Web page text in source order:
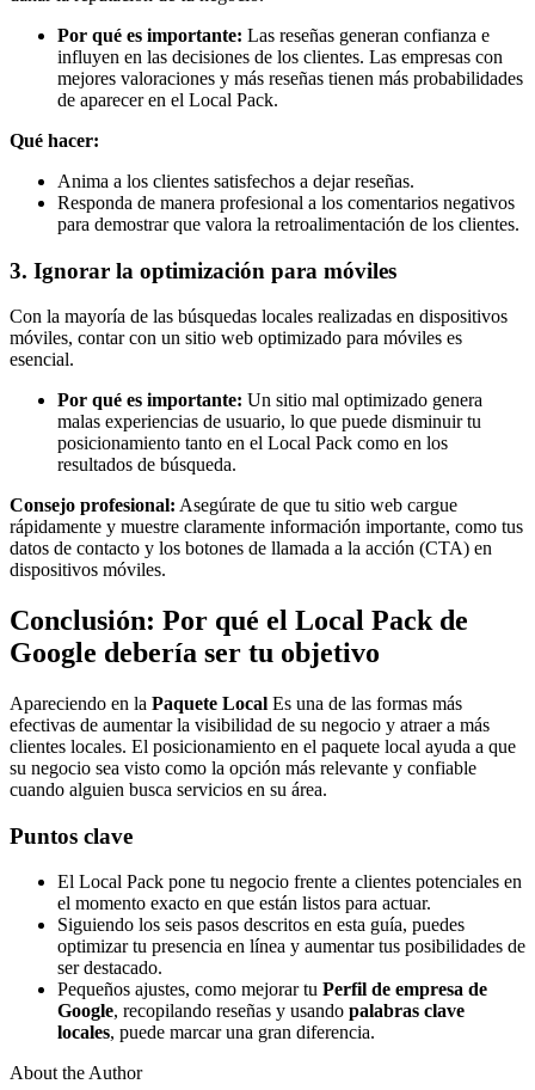
Por qué es importante: Las reseñas generan confianza e
influyen en las decisiones de los clientes. Las empresas con
mejores valoraciones y más reseñas tienen más probabilidades
de aparecer en el Local Pack.
Qué hacer:
Anima a los clientes satisfechos a dejar reseñas.
Responda de manera profesional a los comentarios negativos
para demostrar que valora la retroalimentación de los clientes.
3. Ignorar la optimización para móviles
Con la mayoría de las búsquedas locales realizadas en dispositivos
móviles, contar con un sitio web optimizado para móviles es
esencial.
Por qué es importante: Un sitio mal optimizado genera
malas experiencias de usuario, lo que puede disminuir tu
posicionamiento tanto en el Local Pack como en los
resultados de búsqueda.
Consejo profesional: Asegúrate de que tu sitio web cargue
rápidamente y muestre claramente información importante, como tus
datos de contacto y los botones de llamada a la acción (CTA) en
dispositivos móviles.
Conclusión: Por qué el Local Pack de
Google debería ser tu objetivo
Apareciendo en la Paquete Local Es una de las formas más
efectivas de aumentar la visibilidad de su negocio y atraer a más
clientes locales. El posicionamiento en el paquete local ayuda a que
su negocio sea visto como la opción más relevante y confiable
cuando alguien busca servicios en su área.
Puntos clave
El Local Pack pone tu negocio frente a clientes potenciales en
el momento exacto en que están listos para actuar.
Siguiendo los seis pasos descritos en esta guía, puedes
optimizar tu presencia en línea y aumentar tus posibilidades de
ser destacado.
Pequeños ajustes, como mejorar tu Perfil de empresa de
Google, recopilando reseñas y usando palabras clave
locales, puede marcar una gran diferencia.
About the Author